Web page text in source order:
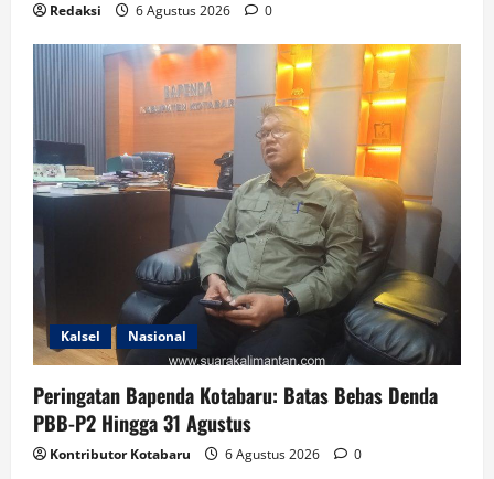
Redaksi 6 Agustus 2026 0
Kalsel Nasional
Peringatan Bapenda Kotabaru: Batas Bebas Denda
PBB-P2 Hingga 31 Agustus
Kontributor Kotabaru 6 Agustus 2026 0